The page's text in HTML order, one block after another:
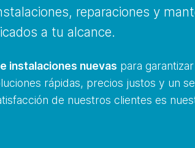
reparaciones y
a tu alcance.
instalaciones nuevas para
rápidas, precios justos y un
de nuestros clientes es